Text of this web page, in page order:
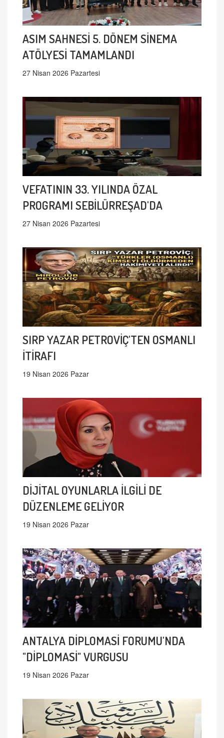
ASIM SAHNESİ 5. DÖNEM SİNEMA
ATÖLYESİ TAMAMLANDI
27 Nisan 2026 Pazartesi
VEFATININ 33. YILINDA ÖZAL
PROGRAMI SEBİLÜRREŞAD'DA
27 Nisan 2026 Pazartesi
SIRP YAZAR PETROVİÇ'TEN OSMANLI
İTİRAFI
19 Nisan 2026 Pazar
DİJİTAL OYUNLARLA İLGİLİ DE
DÜZENLEME GELİYOR
19 Nisan 2026 Pazar
ANTALYA DİPLOMASİ FORUMU'NDA
"DİPLOMASİ" VURGUSU
19 Nisan 2026 Pazar